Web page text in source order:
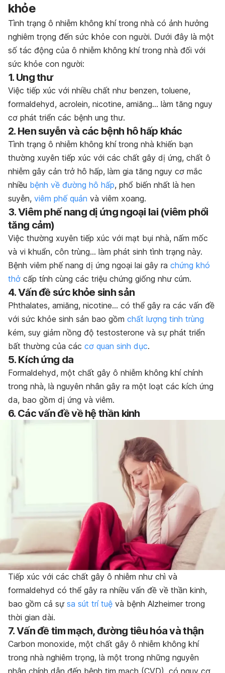
khỏe
Tình trạng ô nhiễm không khí trong nhà có ảnh hưởng
nghiêm trọng đến sức khỏe con người. Dưới đây là một
số tác động của ô nhiễm không khí trong nhà đối với
sức khỏe con người:
1. Ung thư
Việc tiếp xúc với nhiều chất như benzen, toluene,
formaldehyd, acrolein, nicotine, amiăng… làm tăng nguy
cơ phát triển các bệnh ung thư.
2. Hen suyễn và các bệnh hô hấp khác
Tình trạng ô nhiễm không khí trong nhà khiến bạn
thường xuyên tiếp xúc với các chất gây dị ứng, chất ô
nhiễm gây cản trở hô hấp, làm gia tăng nguy cơ mắc
nhiều bệnh về đường hô hấp, phổ biến nhất là hen
suyễn, viêm phế quản và viêm xoang.
3. Viêm phế nang dị ứng ngoại lai (viêm phổi
tăng cảm)
Việc thường xuyên tiếp xúc với mạt bụi nhà, nấm mốc
và vi khuẩn, côn trùng… làm phát sinh tình trạng này.
Bệnh viêm phế nang dị ứng ngoại lai gây ra chứng khó
thở cấp tính cùng các triệu chứng giống như cúm.
4. Vấn đề sức khỏe sinh sản
Phthalates, amiăng, nicotine… có thể gây ra các vấn đề
với sức khỏe sinh sản bao gồm chất lượng tinh trùng
kém, suy giảm nồng độ testosterone và sự phát triển
bất thường của các cơ quan sinh dục.
5. Kích ứng da
Formaldehyd, một chất gây ô nhiễm không khí chính
trong nhà, là nguyên nhân gây ra một loạt các kích ứng
da, bao gồm dị ứng và viêm.
6. Các vấn đề về hệ thần kinh
Tiếp xúc với các chất gây ô nhiễm như chì và
formaldehyd có thể gây ra nhiều vấn đề về thần kinh,
bao gồm cả sự sa sút trí tuệ và bệnh Alzheimer trong
thời gian dài.
7. Vấn đề tim mạch, đường tiêu hóa và thận
Carbon monoxide, một chất gây ô nhiễm không khí
trong nhà nghiêm trọng, là một trong những nguyên
nhân chính dẫn đến bệnh tim mạch (CVD), có nguy cơ